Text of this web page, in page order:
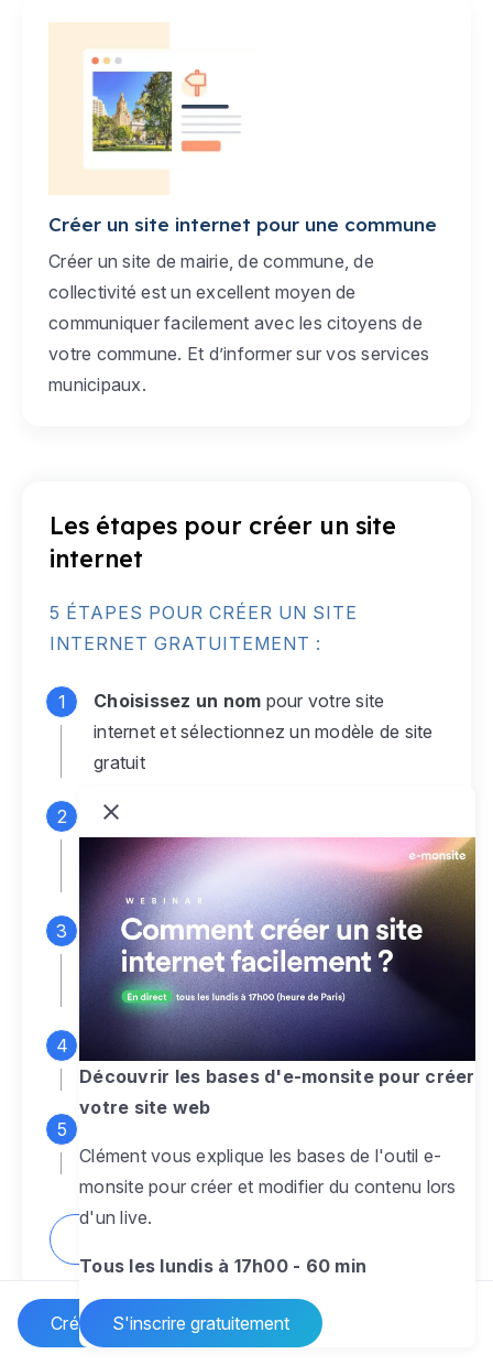
Créer un site Internet
Créer un site internet pour une commune
Créer un site de mairie, de commune, de
collectivité est un excellent moyen de
communiquer facilement avec les citoyens de
votre commune. Et d’informer sur vos services
municipaux.
Les étapes pour créer un site
internet
5 ÉTAPES POUR CRÉER UN SITE
INTERNET GRATUITEMENT :
Choisissez un nom pour votre site
internet et sélectionnez un modèle de site
gratuit
Connectez-vous
monsite gratuit pour accéder à votre
espace d'administration
Personnalisez entièrement le
designpour créer un site web sur-mesure,
à votre image
Ajoutez des pagessans limite pour
présenter votre activité, votre passion
pour rendre votre site dynamique
Découvrir les bases d'e-monsite pour créer
votre site web
Clément vous explique les bases de l'outil e-
monsite pour créer et modifier du contenu lors
d'un live.
Tous les lundis à 17h00 - 60 min
S'inscrire gratuitement